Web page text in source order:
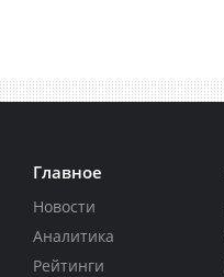
Главное
Новости
Аналитика
Рейтинги